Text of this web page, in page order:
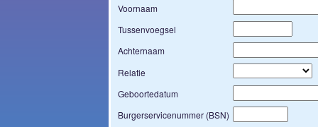
Voornaam
Tussenvoegsel
Achternaam
Relatie
Geboortedatum
Burgerservicenummer (BSN)